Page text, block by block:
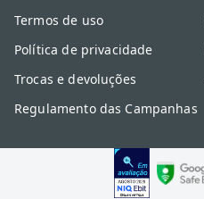
Termos de uso
Política de privacidade
Trocas e devoluções
Regulamento das Campanhas